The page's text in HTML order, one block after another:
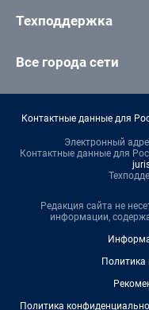
Техподдержка
Все города сети
Контактные данные для
Электронный
Контактные данные для
Редакция сайта не
информации,
Политика
Политика